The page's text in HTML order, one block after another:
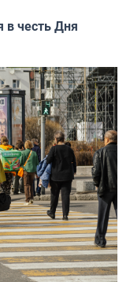
в честь Дня